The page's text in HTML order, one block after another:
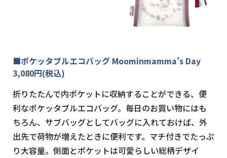
■ポケッタブルエコバッグ Moominmamma's Day
3,080円(税込)
折りたたんで内ポケットに収納することができる、便
利なポケッタブルエコバッグ。毎日のお買い物にはも
ちろん、サブバッグとしてバッグに入れておけば、外
出先で荷物が増えたときに便利です。マチ付きでたっぷ
り大容量。側面とポケットは可愛らしい総柄デザイ